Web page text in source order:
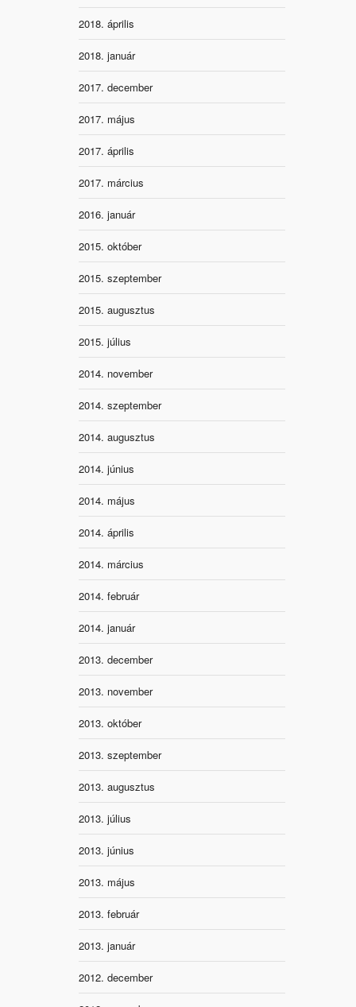
2018. április
2018. január
2017. december
2017. május
2017. április
2017. március
2016. január
2015. október
2015. szeptember
2015. augusztus
2015. július
2014. november
2014. szeptember
2014. augusztus
2014. június
2014. május
2014. április
2014. március
2014. február
2014. január
2013. december
2013. november
2013. október
2013. szeptember
2013. augusztus
2013. július
2013. június
2013. május
2013. február
2013. január
2012. december